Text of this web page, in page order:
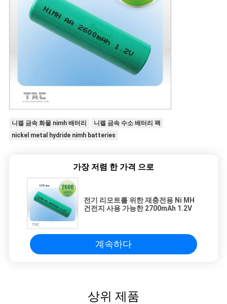
니켈 금속 화물 nimh 배터리
니켈 금속 수소 배터리 팩
nickel metal hydride nimh batteries
가장 저렴 한 가격 으로
전기 리모트를 위한 재충전용 Ni MH
건전지 사용 가능한 2700mAh 1.2V
계속하다
상위 제품